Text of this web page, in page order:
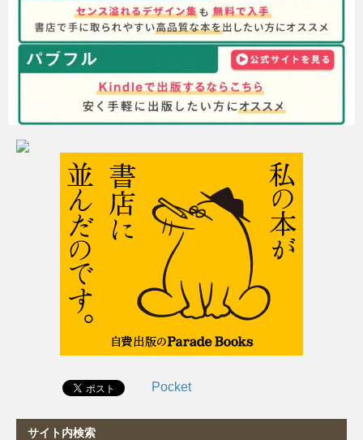
Pocket
サイト内検索